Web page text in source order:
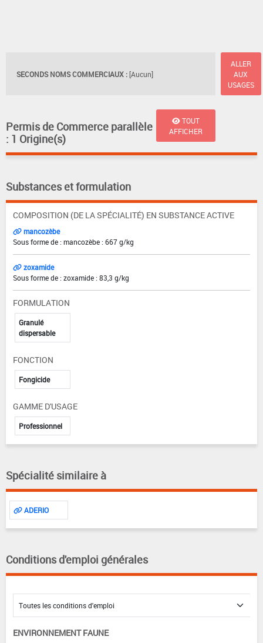
SECONDS NOMS COMMERCIAUX : [Aucun]
ALLER
AUX
USAGES
Permis de Commerce parallèle
: 1 Origine(s)
TOUT
AFFICHER
Substances et formulation
COMPOSITION (DE LA SPÉCIALITÉ) EN SUBSTANCE ACTIVE
mancozèbe
Sous forme de : mancozèbe : 667 g/kg
zoxamide
Sous forme de : zoxamide : 83,3 g/kg
FORMULATION
Granulé
dispersable
FONCTION
Fongicide
GAMME D'USAGE
Professionnel
Spécialité similaire à
ADERIO
Conditions d'emploi générales
ENVIRONNEMENT FAUNE